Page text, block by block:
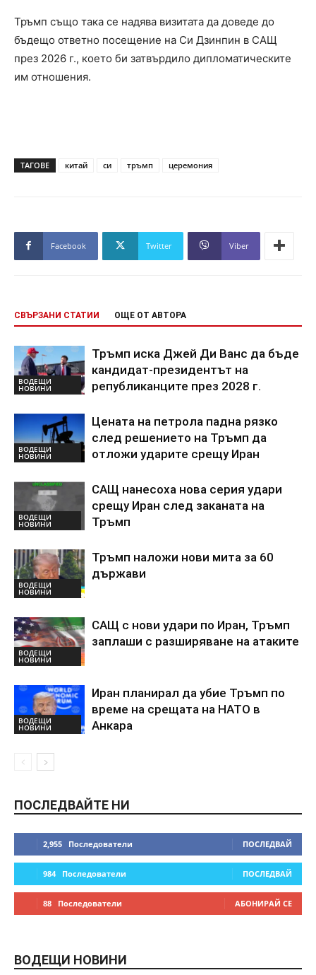
Тръмп също така се надява визитата да доведе до
бъдещо ответно посещение на Си Дзинпин в САЩ
през 2026 г., което би затвърдило дипломатическите
им отношения.
ТАГОВЕ китай си тръмп церемония
Facebook Twitter Viber
СВЪРЗАНИ СТАТИИ ОЩЕ ОТ АВТОРА
ВОДЕЩИ
НОВИНИ
Тръмп иска Джей Ди Ванс да бъде
кандидат-президентът на
републиканците през 2028 г.
ВОДЕЩИ
НОВИНИ
Цената на петрола падна рязко
след решението на Тръмп да
отложи ударите срещу Иран
ВОДЕЩИ
НОВИНИ
САЩ нанесоха нова серия удари
срещу Иран след заканата на
Тръмп
ВОДЕЩИ
НОВИНИ
Тръмп наложи нови мита за 60
държави
ВОДЕЩИ
НОВИНИ
САЩ с нови удари по Иран, Тръмп
заплаши с разширяване на атаките
ВОДЕЩИ
НОВИНИ
Иран планирал да убие Тръмп по
време на срещата на НАТО в
Анкара
ПОСЛЕДВАЙТЕ НИ
2,955 Последователи ПОСЛЕДВАЙ
984 Последователи ПОСЛЕДВАЙ
88 Последователи АБОНИРАЙ СЕ
ВОДЕЩИ НОВИНИ